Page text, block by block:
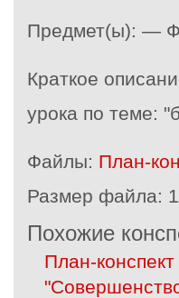
Предмет(ы): —
Краткое
урока по теме:
Файлы: План-
Размер файла:
Похожие
План-